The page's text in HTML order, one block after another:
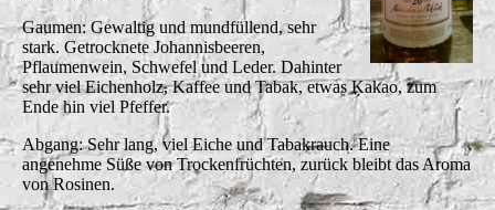
Gaumen: Gewaltig und mundfüllend, sehr
stark. Getrocknete Johannisbeeren,
Pflaumenwein, Schwefel und Leder. Dahinter
sehr viel Eichenholz, Kaffee und Tabak, etwas Kakao, zum
Ende hin viel Pfeffer.
Abgang: Sehr lang, viel Eiche und Tabakrauch. Eine
angenehme Süße von Trockenfrüchten, zurück bleibt das Aroma
von Rosinen.